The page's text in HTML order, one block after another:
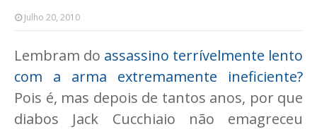
Julho 20, 2010
Lembram do assassino terrívelmente lento
com a arma extremamente ineficiente?
Pois é, mas depois de tantos anos, por que
diabos Jack Cucchiaio não emagreceu